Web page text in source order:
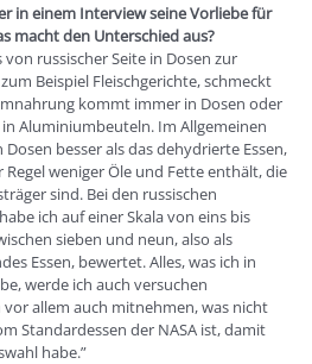
in einem Interview seine Vorliebe für
macht den Unterschied aus?
russischer Seite in Dosen zur
Beispiel Fleischgerichte, schmeckt
kommt immer in Dosen oder
Aluminiumbeuteln. Im Allgemeinen
besser als das dehydrierte Essen,
weniger Öle und Fette enthält, die
sind. Bei den russischen
ich auf einer Skala von eins bis
sieben und neun, also als
Essen, bewertet. Alles, was ich in
werde ich auch versuchen
allem auch mitnehmen, was nicht
Standardessen der NASA ist, damit
habe.”